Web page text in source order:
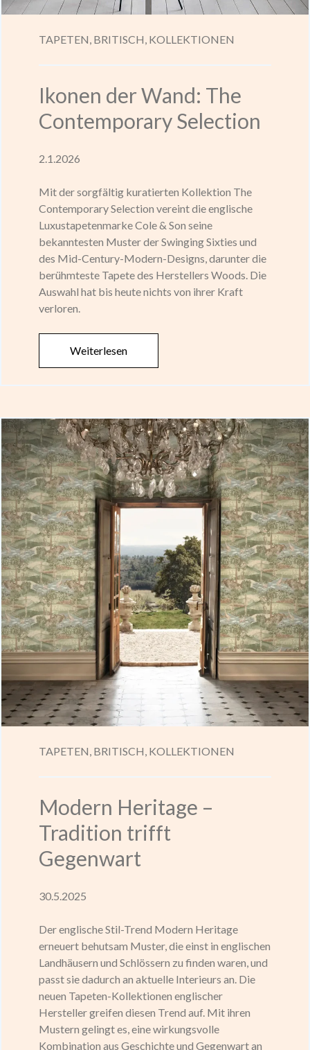
TAPETEN, BRITISCH, KOLLEKTIONEN
Ikonen der Wand: The
Contemporary Selection
2.1.2026
Mit der sorgfältig kuratierten Kollektion The
Contemporary Selection vereint die englische
Luxustapetenmarke Cole & Son seine
bekanntesten Muster der Swinging Sixties und
des Mid-Century-Modern-Designs, darunter die
berühmteste Tapete des Herstellers Woods. Die
Auswahl hat bis heute nichts von ihrer Kraft
verloren.
Weiterlesen
TAPETEN, BRITISCH, KOLLEKTIONEN
Modern Heritage –
Tradition trifft
Gegenwart
30.5.2025
Der englische Stil-Trend Modern Heritage
erneuert behutsam Muster, die einst in englischen
Landhäusern und Schlössern zu finden waren, und
passt sie dadurch an aktuelle Interieurs an. Die
neuen Tapeten-Kollektionen englischer
Hersteller greifen diesen Trend auf. Mit ihren
Mustern gelingt es, eine wirkungsvolle
Kombination aus Geschichte und Gegenwart an